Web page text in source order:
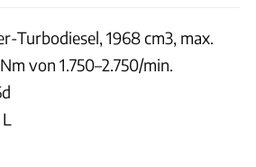
Turbodiesel, 1968 cm3, max.
von 1.750–2.750/min.
L